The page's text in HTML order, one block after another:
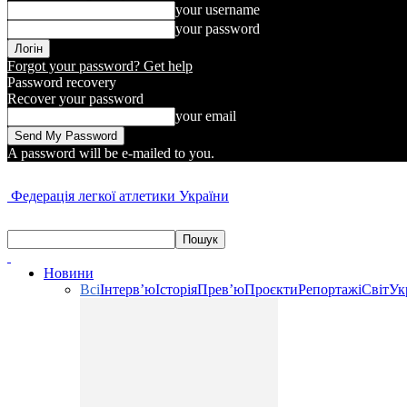
your username
your password
Forgot your password? Get help
Password recovery
Recover your password
your email
A password will be e-mailed to you.
Федерація легкої атлетики України
Новини
ВсіІнтерв’юІсторіяПрев’юПроєктиРепортажіСвіт